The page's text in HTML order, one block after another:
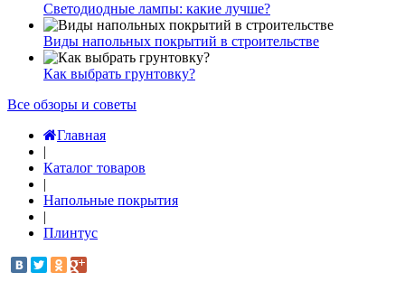
Светодиодные лампы: какие лучше?
Виды напольных покрытий в строительстве
Как выбрать грунтовку?
Все обзоры и советы
Главная
|
Каталог товаров
|
Напольные покрытия
|
Плинтус